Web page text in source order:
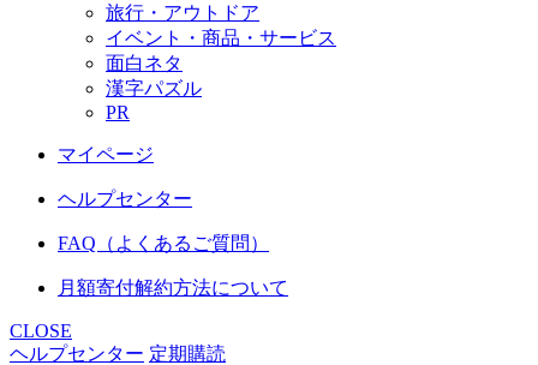
旅行・アウトドア
イベント・商品・サービス
面白ネタ
漢字パズル
PR
マイページ
ヘルプセンター
FAQ（よくあるご質問）
月額寄付解約方法について
CLOSE
ヘルプセンター 定期購読